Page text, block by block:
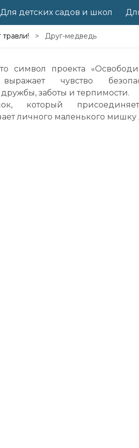
Для детских садов и школ
Друг-медведь
символ проекта
чувство
заботы и терпимости.
который
личного маленького мишку